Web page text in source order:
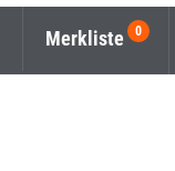
Merkliste